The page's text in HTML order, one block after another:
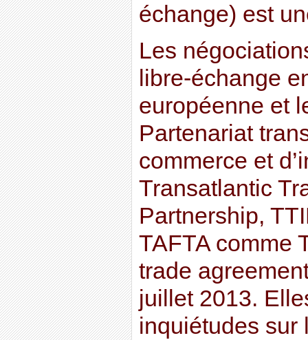
échange) est
Les
libre-échange
européenne et
Partenariat
commerce et
Transatlantic
Partnership,
TAFTA comme
trade
juillet 2013.
inquiétudes sur